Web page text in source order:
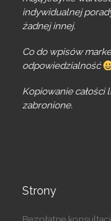
indywidualnej
żadnej innej.
Co do wpisów
odpowiedzialność
Kopiowanie
zabronione.
Strony